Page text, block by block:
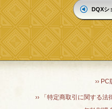
DQXシ
››
›› 「特定商取引に関する